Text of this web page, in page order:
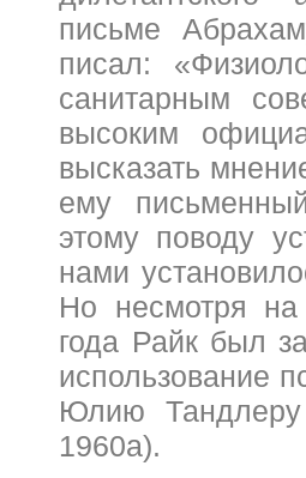
письме
писал:
санитарным
высоким
высказать
ему
этому поводу
нами
Но несмотря
года Райк был
использование
Юлию
1960a).